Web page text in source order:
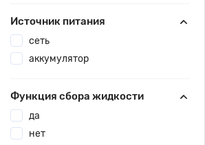
Источник питания
сеть
аккумулятор
Функция сбора жидкости
да
нет